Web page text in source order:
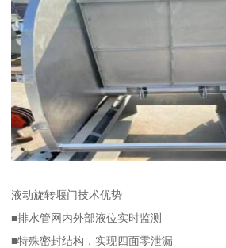
液动旋转堰门技术优势
■排水管网内外部液位实时监测
■特殊密封结构，实现四面零泄漏